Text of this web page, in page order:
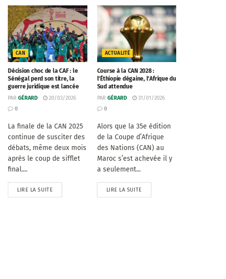
CAN
Décision choc de la CAF : le
Sénégal perd son titre, la
guerre juridique est lancée
PAR GÉRARD
20/03/2026
0
La finale de la CAN 2025
continue de susciter des
débats, même deux mois
après le coup de sifflet
final....
LIRE LA SUITE
ACTUALITÉ
Course à la CAN 2028 :
l’Éthiopie dégaine, l’Afrique du
Sud attendue
PAR GÉRARD
31/01/2026
0
Alors que la 35e édition
de la Coupe d’Afrique
des Nations (CAN) au
Maroc s’est achevée il y
a seulement...
LIRE LA SUITE